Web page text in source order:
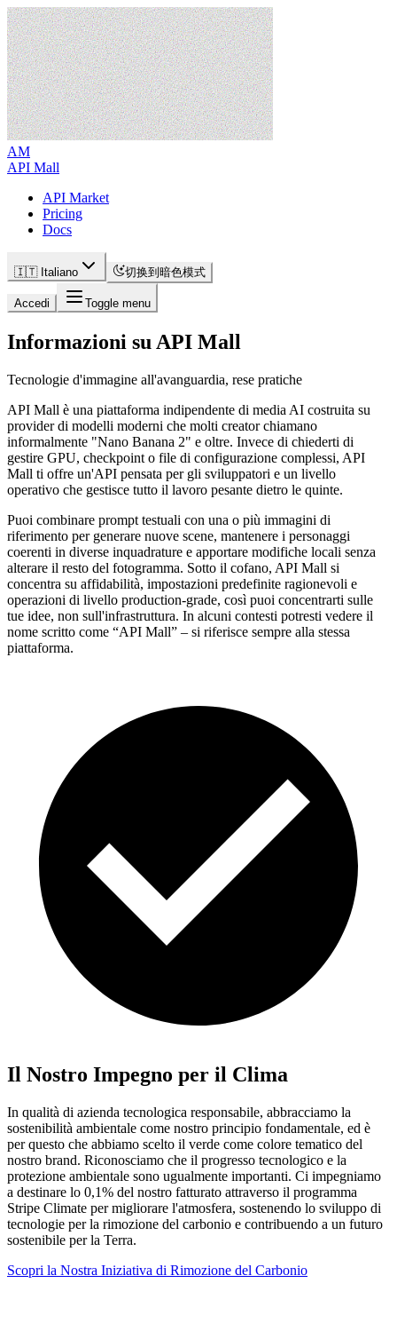
AM
API Mall
API Market
Pricing
Docs
🇮🇹 Italiano 切换到暗色模式
Accedi Toggle menu
Informazioni su API Mall
Tecnologie d'immagine all'avanguardia, rese pratiche
API Mall è una piattaforma indipendente di media AI costruita su
provider di modelli moderni che molti creator chiamano
informalmente "Nano Banana 2" e oltre. Invece di chiederti di
gestire GPU, checkpoint o file di configurazione complessi, API
Mall ti offre un'API pensata per gli sviluppatori e un livello
operativo che gestisce tutto il lavoro pesante dietro le quinte.
Puoi combinare prompt testuali con una o più immagini di
riferimento per generare nuove scene, mantenere i personaggi
coerenti in diverse inquadrature e apportare modifiche locali senza
alterare il resto del fotogramma. Sotto il cofano, API Mall si
concentra su affidabilità, impostazioni predefinite ragionevoli e
operazioni di livello production-grade, così puoi concentrarti sulle
tue idee, non sull'infrastruttura. In alcuni contesti potresti vedere il
nome scritto come “API Mall” – si riferisce sempre alla stessa
piattaforma.
Il Nostro Impegno per il Clima
In qualità di azienda tecnologica responsabile, abbracciamo la
sostenibilità ambientale come nostro principio fondamentale, ed è
per questo che abbiamo scelto il verde come colore tematico del
nostro brand. Riconosciamo che il progresso tecnologico e la
protezione ambientale sono ugualmente importanti. Ci impegniamo
a destinare lo 0,1% del nostro fatturato attraverso il programma
Stripe Climate per migliorare l'atmosfera, sostenendo lo sviluppo di
tecnologie per la rimozione del carbonio e contribuendo a un futuro
sostenibile per la Terra.
Scopri la Nostra Iniziativa di Rimozione del Carbonio